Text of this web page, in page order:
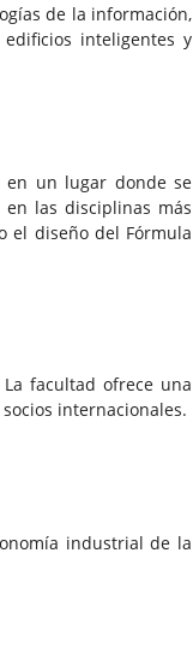
de la información,
inteligentes y
en un lugar donde se
las disciplinas más
el diseño del Fórmula
facultad ofrece una
internacionales.
industrial de la